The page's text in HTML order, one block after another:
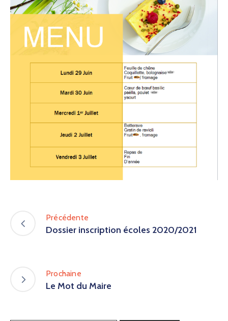
Précédente
Dossier inscription écoles 2020/2021
Prochaine
Le Mot du Maire